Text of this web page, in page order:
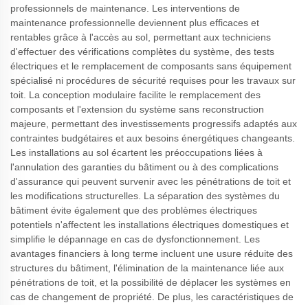
professionnels de maintenance. Les interventions de
maintenance professionnelle deviennent plus efficaces et
rentables grâce à l'accès au sol, permettant aux techniciens
d'effectuer des vérifications complètes du système, des tests
électriques et le remplacement de composants sans équipement
spécialisé ni procédures de sécurité requises pour les travaux sur
toit. La conception modulaire facilite le remplacement des
composants et l'extension du système sans reconstruction
majeure, permettant des investissements progressifs adaptés aux
contraintes budgétaires et aux besoins énergétiques changeants.
Les installations au sol écartent les préoccupations liées à
l'annulation des garanties du bâtiment ou à des complications
d'assurance qui peuvent survenir avec les pénétrations de toit et
les modifications structurelles. La séparation des systèmes du
bâtiment évite également que des problèmes électriques
potentiels n'affectent les installations électriques domestiques et
simplifie le dépannage en cas de dysfonctionnement. Les
avantages financiers à long terme incluent une usure réduite des
structures du bâtiment, l'élimination de la maintenance liée aux
pénétrations de toit, et la possibilité de déplacer les systèmes en
cas de changement de propriété. De plus, les caractéristiques de